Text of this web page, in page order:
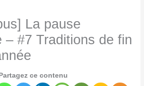
La pause
– #7 Traditions de fin
Partagez ce contenu